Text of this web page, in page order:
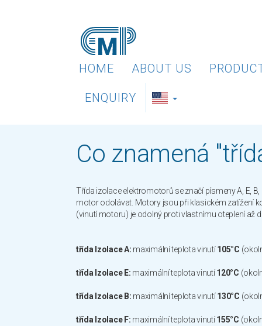
HOME ABOUT US
ENQUIRY
Co znamená
Třída izolace elektromotorů se značí písmeny A, E,
motor odolávat. Motory jsou při klasickém zatížení
(vinutí motoru) je odolný proti vlastnímu oteplení až
třída Izolace A: maximální teplota vinutí105°C
třída Izolace E: maximální teplota vinutí120°C
třída Izolace B: maximální teplota vinutí130°C
třída Izolace F: maximální teplota vinutí155°C